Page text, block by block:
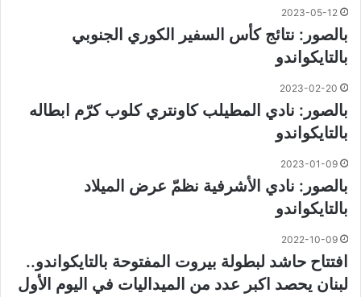
2023-05-12
بالصور: نتائج كأس السفير الكوري الجنوبي
بالتايكواندو
2023-02-20
بالصور: نادي المطيلب كاونتري كلوب كرّم ابطاله
بالتايكواندو
2023-01-09
بالصور: نادي الأشرفية نظمّ عرض الميلاد
بالتايكواندو
2022-10-09
افتتاح حاشد لبطولة بيروت المفتوحة بالتايكواندو..
لبنان يحصد اكبر عدد من الميداليات في اليوم الأول